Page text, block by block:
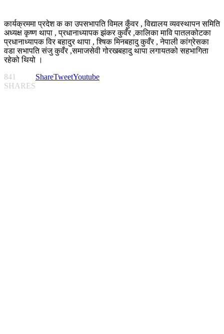
कार्यक्रममा प्रदेश क का उपसभापति विमल कुँवर , विद्यालय व्यवस्थापन समिति
अध्यक्ष कृष्ण थापा , प्रधानाध्यापक झंकर कुवँर ,कालिका मावि पातलकोटका
प्रधानाध्यापक विर बहादुर थापा , श्षिक मिनबहादु कुवँर , नेपाली कांग्रेसका
वडा सभापति संजु कुवँर ,समाजसेवी गोरखबहादु थापा लगायतको सहभागिता
रहेको थियो ।
841
SHARES
ShareTweetYoutube